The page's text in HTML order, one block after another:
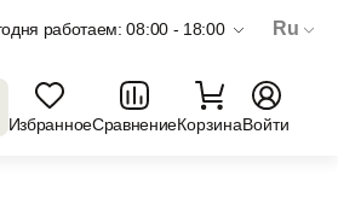
работаем: 08:00 - 18:00 Ru
ИзбранноеСравнениеКорзинаВойти